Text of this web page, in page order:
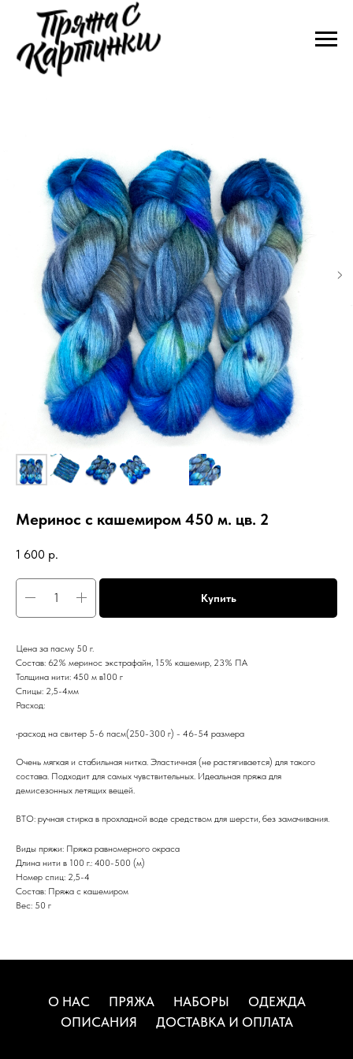
Меринос с кашемиром 450 м. цв. 2
1 600 р.
Купить
Цена за пасму 50 г.
Состав: 62% меринос экстрафайн, 15% кашемир, 23% ПА
Толщина нити: 450 м в100 г
Спицы: 2,5-4мм
Расход:
•расход на свитер 5-6 пасм(250-300 г) - 46-54 размера
Очень мягкая и стабильная нитка. Эластичная (не растягивается) для такого
состава. Подходит для самых чувствительных. Идеальная пряжа для
демисезонных летящих вещей.
ВТО: ручная стирка в прохладной воде средством для шерсти, без замачивания.
Виды пряжи: Пряжа равномерного окраса
Длина нити в 100 г.: 400-500 (м)
Номер спиц: 2,5-4
Состав: Пряжа с кашемиром
Вес: 50 г
О НАС ПРЯЖА НАБОРЫ
ОДЕЖДА
ОПИСАНИЯ
ДОСТАВКА И ОПЛАТА